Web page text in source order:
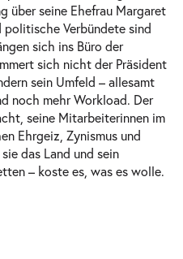
03.03.2027
Tickets
-
Do.
04.03.2027
Tickets
über seine Ehefrau Margaret
Verbündete sind
sich ins Büro der
sich nicht der Präsident
sein Umfeld – allesamt
noch mehr Workload. Der
seine Mitarbeiterinnen im
Ehrgeiz, Zynismus und
das Land und sein
– koste es, was es wolle.